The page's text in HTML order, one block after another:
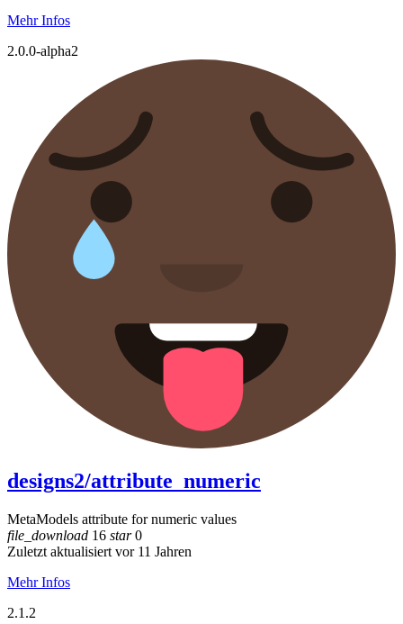
Mehr Infos
2.0.0-alpha2
designs2/attribute_numeric
MetaModels attribute for numeric values
file_download 16 star0
Zuletzt aktualisiert vor 11 Jahren
Mehr Infos
2.1.2